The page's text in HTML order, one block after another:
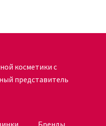
косметики с
представитель